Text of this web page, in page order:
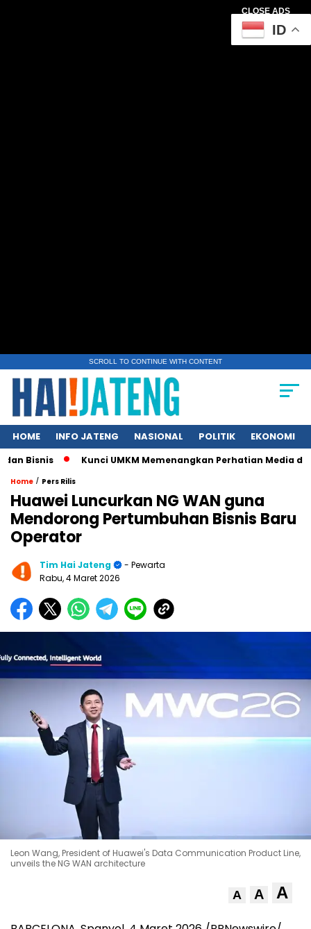
CLOSE ADS
SCROLL TO CONTINUE WITH CONTENT
HOME INFO JATENG NASIONAL POLITIK EKONOMI
Kunci UMKM Memenangkan Perhatian Media dan Pasar,
Home / Pers Rilis
Huawei Luncurkan NG WAN guna
Mendorong Pertumbuhan Bisnis Baru
Operator
Tim Hai Jateng
- Pewarta
Rabu, 4 Maret 2026
Leon Wang, President of Huawei's Data Communication Product Line,
unveils the NG WAN architecture
A A A
ID